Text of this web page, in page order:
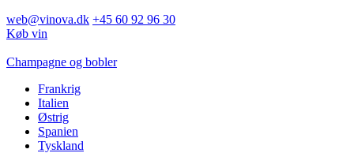
web@vinova.dk +45 60 92 96 30
Køb vin
Champagne og bobler
Frankrig
Italien
Østrig
Spanien
Tyskland